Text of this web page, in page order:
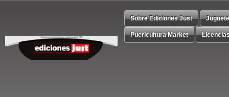
Sobre Ediciones Just
Puericultura Market